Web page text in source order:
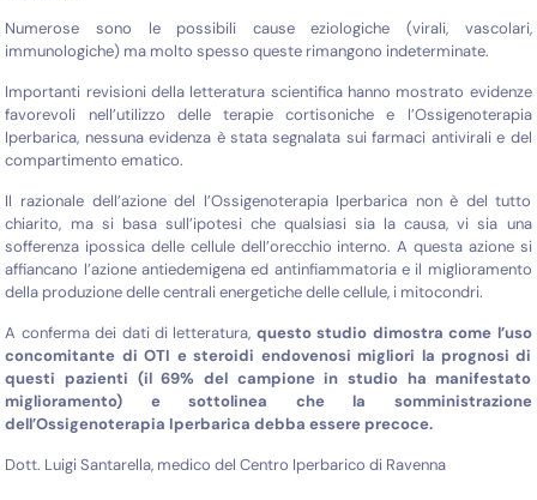
Numerose sono le possibili cause eziologiche (virali, vascolari,
immunologiche) ma molto spesso queste rimangono indeterminate.
Importanti revisioni della letteratura scientifica hanno mostrato evidenze
favorevoli nell’utilizzo delle terapie cortisoniche e l’Ossigenoterapia
Iperbarica, nessuna evidenza è stata segnalata sui farmaci antivirali e del
compartimento ematico.
Il razionale dell’azione del l’Ossigenoterapia Iperbarica non è del tutto
chiarito, ma si basa sull’ipotesi che qualsiasi sia la causa, vi sia una
sofferenza ipossica delle cellule dell’orecchio interno. A questa azione si
affiancano l’azione antiedemigena ed antinfiammatoria e il miglioramento
della produzione delle centrali energetiche delle cellule, i mitocondri.
A conferma dei dati di letteratura, questo studio dimostra come l’uso
concomitante di OTI e steroidi endovenosi migliori la prognosi di
questi pazienti (il 69% del campione in studio ha manifestato
miglioramento) e sottolinea che la somministrazione
dell’Ossigenoterapia Iperbarica debba essere precoce.
Dott. Luigi Santarella, medico del Centro Iperbarico di Ravenna